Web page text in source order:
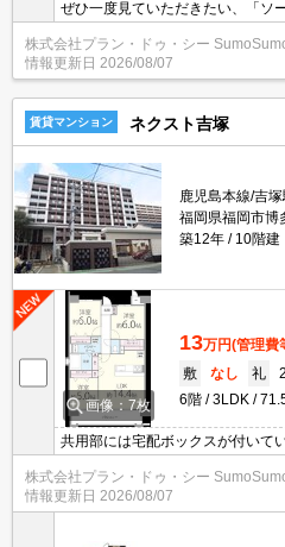
ぜひ一度見ていただきたい、「ソ
警察署千代交番が222mのところ
機・洗面化粧台など充実した設備
部屋で新しい生活を始めてみません
株式会社プラン・ドゥ・シー
情報更新日 2026/08/07
賃貸マンション ネクスト吉塚
鹿児島本線/吉
福岡県福岡市博
築12年
10階建
画像：7枚
13万円(管理費
敷
なし 礼
6階
3LDK
共用部には宅配ボックスが付いて
早く帰宅する必要がありません。
ク・TVインターホンなど充実し
す。室内設備は洗面化粧台・浴室
ごしやすいお部屋になっておりま
株式会社プラン・ドゥ・シー
情報更新日 2026/08/07